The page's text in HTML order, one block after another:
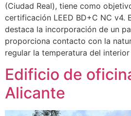
(Ciudad Real), tiene como
certificación LEED BD+C NC v4.
destaca la incorporación de un
proporciona contacto con la
regular la temperatura del
Edificio de
Alicante